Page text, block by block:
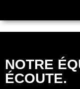
NOTRE
ÉCOUTE.